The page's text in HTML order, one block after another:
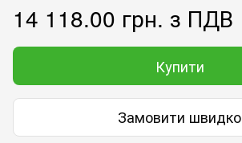
14 118.00 грн. з ПДВ
Купити
Замовити швидко